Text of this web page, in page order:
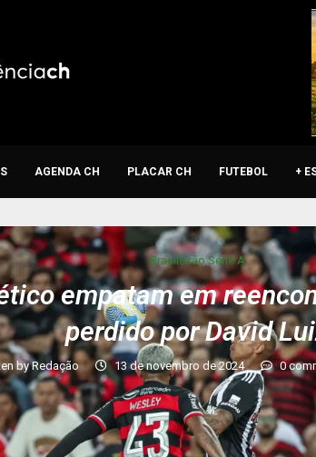
AGENDA CH PLACAR CH FUTEBOL +
Brasileirão Série A
empatam em
perdido por David
byRedação 13 de novembro de 2024 0